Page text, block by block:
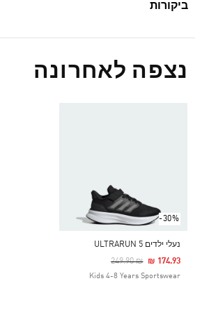
ביקורות
נצפה לאחרונה
-30%
נעלי ילדים ULTRARUN 5
Price Reduced From
₪ 249.90
To ₪ 174.93
Kids 4-8 Years Sportswear